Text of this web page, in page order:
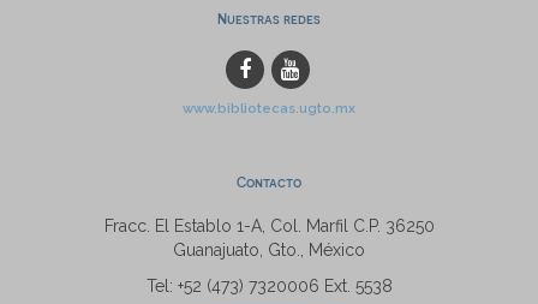
Nuestras redes
www.bibliotecas.ugto.mx
Contacto
Fracc. El Establo 1-A, Col. Marfil C.P. 36250
Guanajuato, Gto., México
Tel: +52 (473) 7320006 Ext. 5538